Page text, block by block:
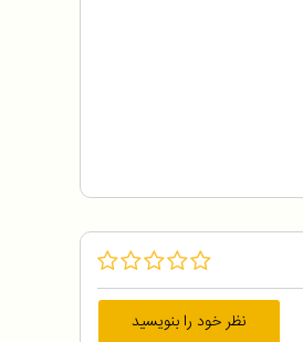
نظر خود را بنویسید